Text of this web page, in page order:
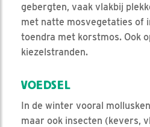
gebergten, vaak vlakbij
met natte mosvegetaties of
toendra met korstmos. Ook
kiezelstranden.
VOEDSEL
In de winter vooral
maar ook insecten (kevers,